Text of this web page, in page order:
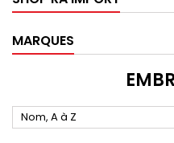
MARQUES
Nom, A à Z